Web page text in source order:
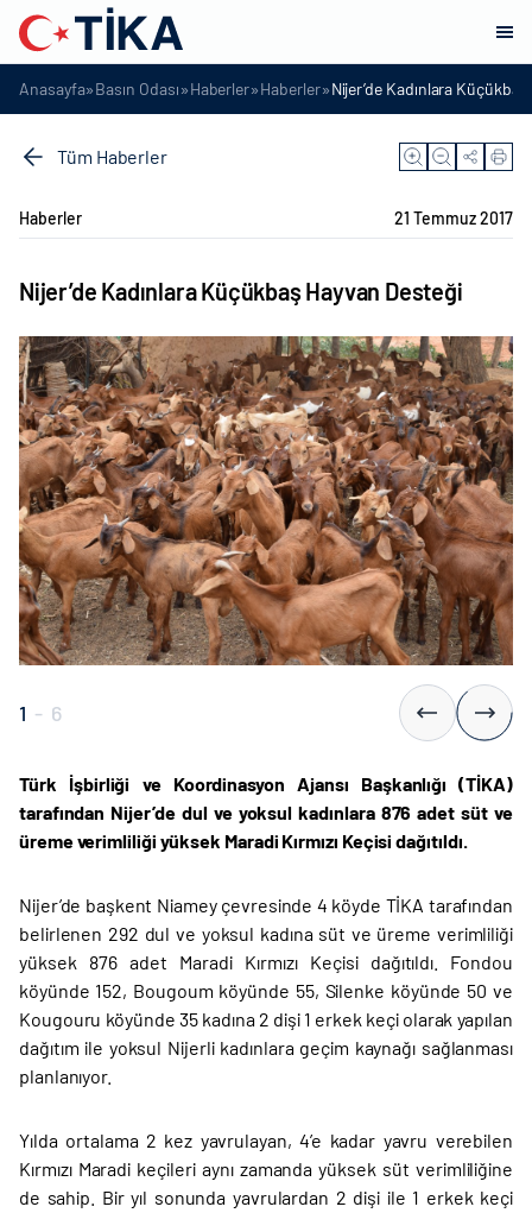
Anasayfa»Basın Odası»Haberler»Haberler»Nijer’de Kadınlara
Tüm Haberler
Haberler 21 Temmuz 2017
Nijer’de Kadınlara Küçükbaş Hayvan Desteği
1 - 6
Türk İşbirliği ve Koordinasyon Ajansı Başkanlığı (TİKA)
tarafından Nijer’de dul ve yoksul kadınlara 876 adet süt ve
üreme verimliliği yüksek Maradi Kırmızı Keçisi dağıtıldı.
Nijer’de başkent Niamey çevresinde 4 köyde TİKA tarafından
belirlenen 292 dul ve yoksul kadına süt ve üreme verimliliği
yüksek 876 adet Maradi Kırmızı Keçisi dağıtıldı. Fondou
köyünde 152, Bougoum köyünde 55, Silenke köyünde 50 ve
Kougouru köyünde 35 kadına 2 dişi 1 erkek keçi olarak yapılan
dağıtım ile yoksul Nijerli kadınlara geçim kaynağı sağlanması
planlanıyor.
Yılda ortalama 2 kez yavrulayan, 4’e kadar yavru verebilen
Kırmızı Maradi keçileri aynı zamanda yüksek süt verimliliğine
de sahip. Bir yıl sonunda yavrulardan 2 dişi ile 1 erkek keçi